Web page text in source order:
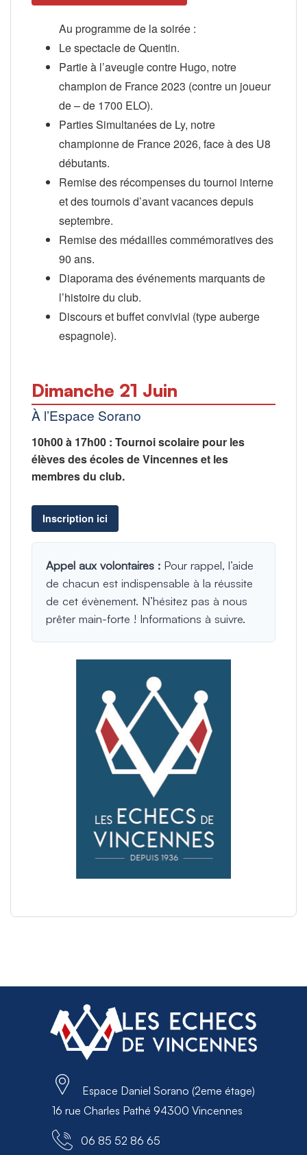
Au programme de la soirée :
Le spectacle de Quentin.
Partie à l’aveugle contre Hugo, notre
champion de France 2023 (contre un joueur
de – de 1700 ELO).
Parties Simultanées de Ly, notre
championne de France 2026, face à des U8
débutants.
Remise des récompenses du tournoi interne
et des tournois d’avant vacances depuis
septembre.
Remise des médailles commémoratives des
90 ans.
Diaporama des événements marquants de
l’histoire du club.
Discours et buffet convivial (type auberge
espagnole).
Dimanche 21 Juin
À l’Espace Sorano
10h00 à 17h00 : Tournoi scolaire pour les
élèves des écoles de Vincennes et les
membres du club.
Inscription ici
Appel aux volontaires : Pour rappel, l’aide
de chacun est indispensable à la réussite
de cet évènement. N’hésitez pas à nous
prêter main-forte ! Informations à suivre.
Espace Daniel Sorano (2eme étage)
16 rue Charles Pathé 94300 Vincennes
06 85 52 86 65